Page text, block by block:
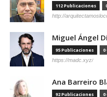
112 Publicaciones
http://
Miguel Ángel
95 Publicaciones 0
https://madc.xyz/
Ana Barreiro
92 Publicaciones 0